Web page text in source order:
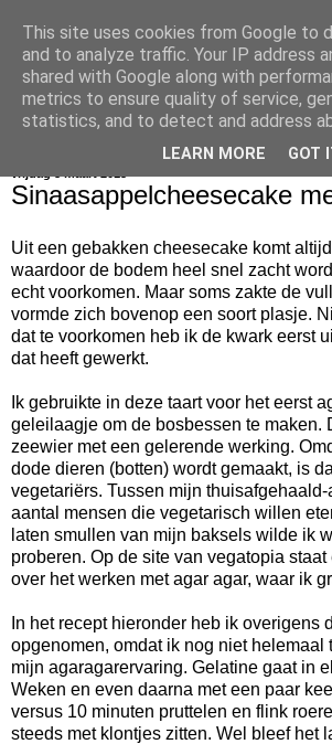
bijna net zo lekker
Sinaasappelcheesecake
Uit een gebakken cheesecake komt
waardoor de bodem heel snel zacht
echt voorkomen. Maar soms zakte de
vormde zich bovenop een soort plasje.
dat te voorkomen heb ik de kwark eerst
dat heeft gewerkt.
Ik gebruikte in deze taart voor het eerst
geleilaagje om de bosbessen te maken.
zeewier met een gelerende werking.
dode dieren (botten) wordt gemaakt, is
vegetariërs. Tussen mijn
aantal mensen die vegetarisch willen
laten smullen van mijn baksels wilde ik
proberen. Op de site van vegatopia
over het werken met agar agar, waar ik
In het recept hieronder heb ik overigens
opgenomen, omdat ik nog niet helemaal
mijn agaragarervaring. Gelatine gaat in
Weken en even daarna met een paar
versus 10 minuten pruttelen en flink
steeds met klontjes zitten. Wel bleef het
This site uses cookies from Google to
and to analyze traffic. Your IP address
shared with Google along with
metrics to ensure quality of service,
statistics, and to detect and address
LEARN MORE GOT